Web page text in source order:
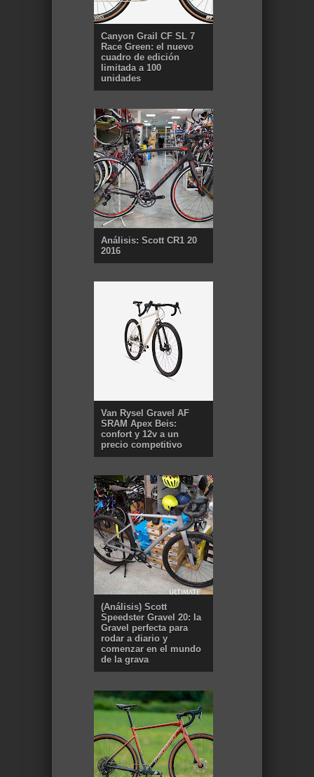
Canyon Grail CF SL 7
Race Green: el nuevo
cuadro de edición
limitada a 100
unidades
Análisis: Scott CR1 20
2016
Van Rysel Gravel AF
SRAM Apex Beis:
confort y 12v a un
precio competitivo
(Análisis) Scott
Speedster Gravel 20: la
Gravel perfecta para
rodar a diario y
comenzar en el mundo
de la grava